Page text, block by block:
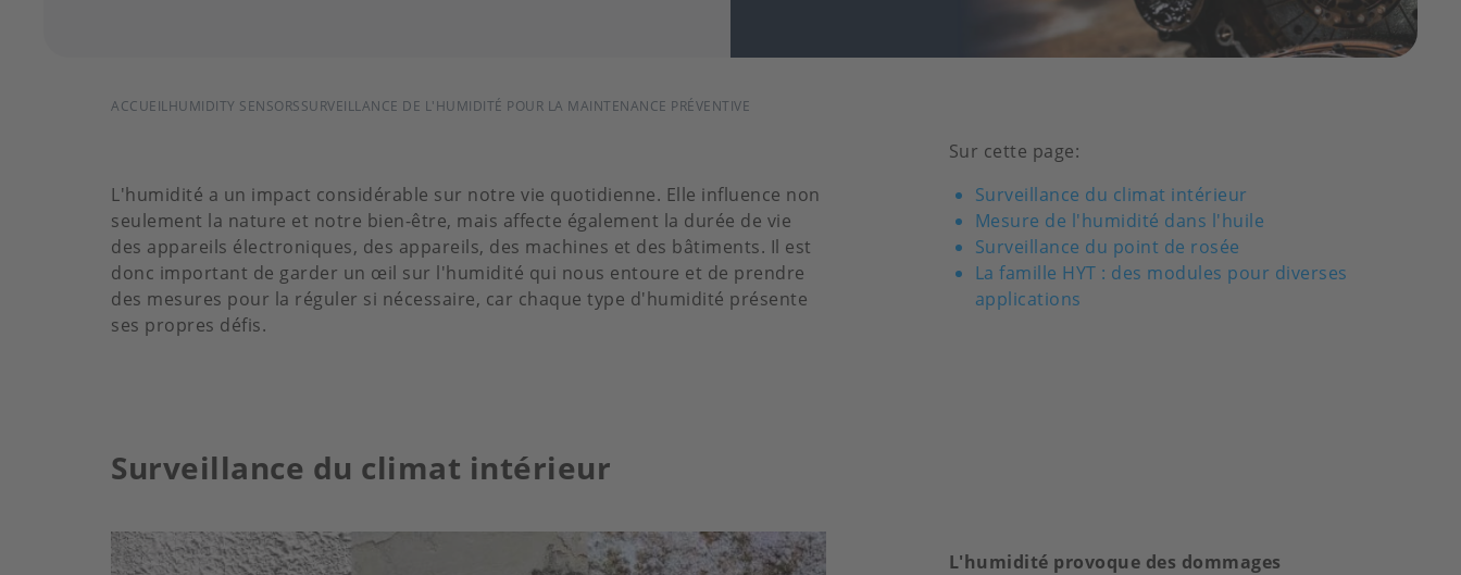
FIL
ACCUEILHUMIDITY SENSORSSURVEILLANCE DE L'HUMIDITÉ POUR LA MAINTENANCE PRÉVENTIVE
L'humidité a un impact considérable sur notre vie quotidienne. Elle influence non
seulement la nature et notre bien-être, mais affecte également la durée de vie
des appareils électroniques, des appareils, des machines et des bâtiments. Il est
donc important de garder un œil sur l'humidité qui nous entoure et de prendre
des mesures pour la réguler si nécessaire, car chaque type d'humidité présente
ses propres défis.
Sur cette page:
Surveillance du climat intérieur
Mesure de l'humidité dans l'huile
Surveillance du point de rosée
La famille HYT : des modules pour diverses
applications
Surveillance du climat intérieur
L'humidité provoque des dommages